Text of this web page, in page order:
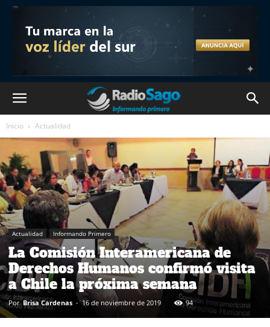
Inicio Actualidad
Actualidad Informando Primero
La Comisión Interamericana de
Derechos Humanos confirmó visita
a Chile la próxima semana
Por Brisa Cardenas - 16 de noviembre de 2019 94